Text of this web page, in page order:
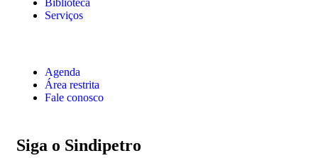
Biblioteca
Serviços
Agenda
Área restrita
Fale conosco
Siga o Sindipetro